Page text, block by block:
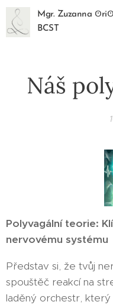
Mgr. Zuzanna
BCST
Náš
Polyvagální teorie:
nervovému systému
Představ si, že tvůj
spouštěč reakcí na
laděný orchestr, který